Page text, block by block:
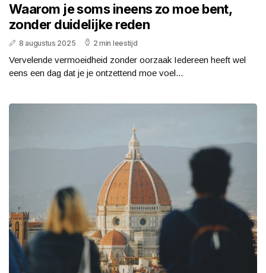
Waarom je soms ineens zo moe bent,
zonder duidelijke reden
8 augustus 2025 2 min leestijd
Vervelende vermoeidheid zonder oorzaak Iedereen heeft wel
eens een dag dat je je ontzettend moe voel...